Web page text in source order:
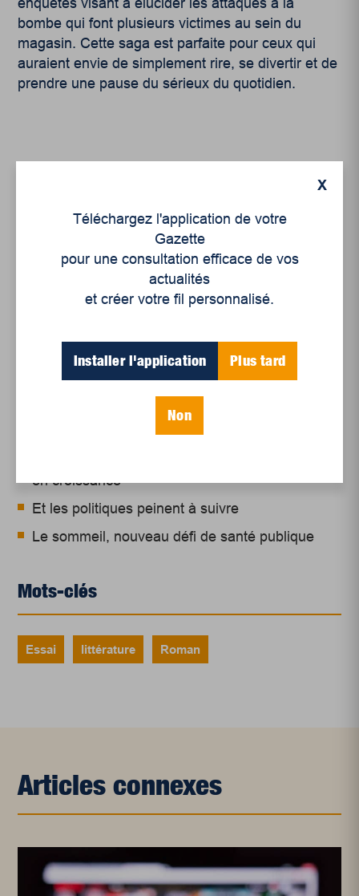
enquêtes visant à élucider les attaques à la
bombe qui font plusieurs victimes au sein du
magasin. Cette saga est parfaite pour ceux qui
auraient envie de simplement rire, se divertir et de
prendre une pause du sérieux du quotidien.
Un siècle de Mauriciennes dans la presse
en croissance
Et les politiques peinent à suivre
Le sommeil, nouveau défi de santé publique
Mots-clés
Essai littérature Roman
Articles connexes
X
Téléchargez l'application de votre
Gazette
pour une consultation efficace de vos
actualités
et créer votre fil personnalisé.
Installer l'application Plus tard
Non